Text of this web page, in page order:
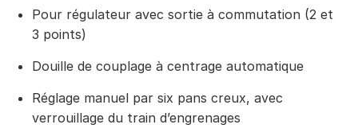
Pour régulateur avec sortie à commutation (2 et
3 points)
Douille de couplage à centrage automatique
Réglage manuel par six pans creux, avec
verrouillage du train d’engrenages